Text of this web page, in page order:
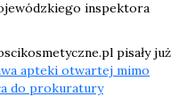
inspektora
pisały już
apteki otwartej mimo
do prokuratury